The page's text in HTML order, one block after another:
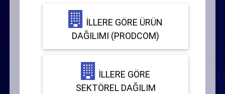
İLLERE GÖRE ÜRÜN
DAĞILIMI (PRODCOM)
İLLERE GÖRE
SEKTÖREL DAĞILIM